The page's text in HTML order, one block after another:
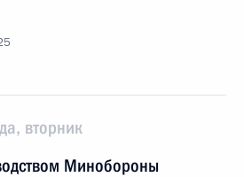
вторник
Минобороны